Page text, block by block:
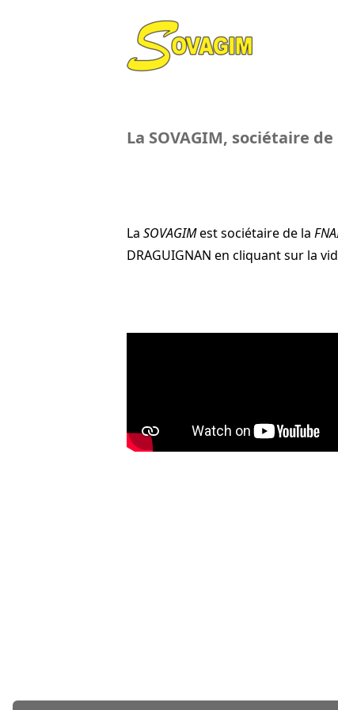
La SOVAGIM, sociétaire
La SOVAGIMest sociétaire de la
DRAGUIGNAN en cliquant sur la